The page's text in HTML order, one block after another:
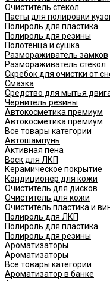
Очиститель стекол
Пасты для полировки
Полироль для пластика
Полироль для резины
Полотенца и сушка
Размораживатель замков
Размораживатель стекол
Скребок для очистки от
Смазка
Средство для мытья
Чернитель резины
Автокосметика премиум
Автокосметика премиум
Все товары категории
Автошампунь
Активная пена
Воск для ЛКП
Керамическое покрытие
Кондиционер для кожи
Очиститель для дисков
Очиститель для кожи
Очиститель пластика и
Полироль для ЛКП
Полироль для пластика
Полироль для резины
Ароматизаторы
Ароматизаторы
Все товары категории
Ароматизатор в банке